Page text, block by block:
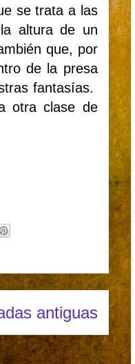
se trata a las
altura de un
que, por
de la presa
fantasías.
otra clase de
antiguas